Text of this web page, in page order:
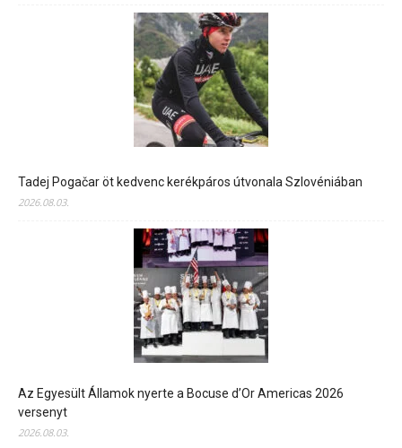
Tadej Pogačar öt kedvenc kerékpáros útvonala Szlovéniában
2026.08.03.
Az Egyesült Államok nyerte a Bocuse d’Or Americas 2026
versenyt
2026.08.03.